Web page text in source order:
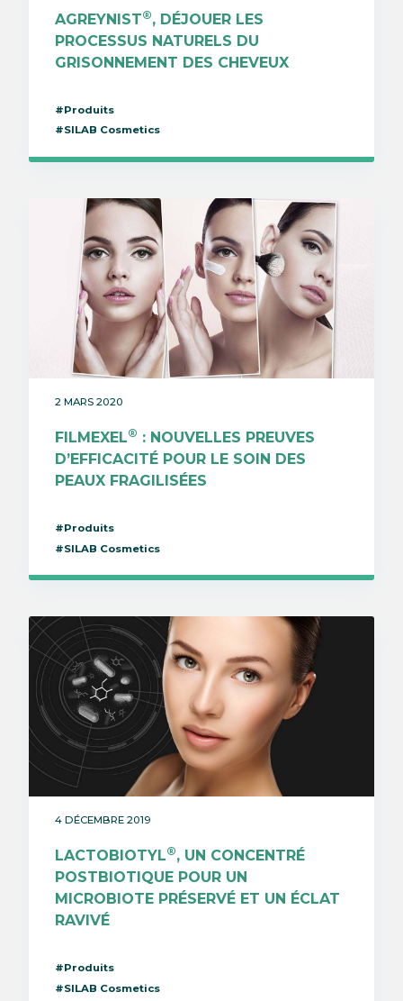
AGREYNIST®, DÉJOUER LES
PROCESSUS NATURELS DU
GRISONNEMENT DES CHEVEUX
#Produits
#SILAB Cosmetics
2 MARS 2020
FILMEXEL® : NOUVELLES PREUVES
D’EFFICACITÉ POUR LE SOIN DES
PEAUX FRAGILISÉES
#Produits
#SILAB Cosmetics
4 DÉCEMBRE 2019
LACTOBIOTYL®, UN CONCENTRÉ
POSTBIOTIQUE POUR UN
MICROBIOTE PRÉSERVÉ ET UN ÉCLAT
RAVIVÉ
#Produits
#SILAB Cosmetics